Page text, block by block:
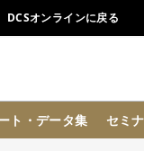
DCSオンラインに戻る
ト・データ集 セミ